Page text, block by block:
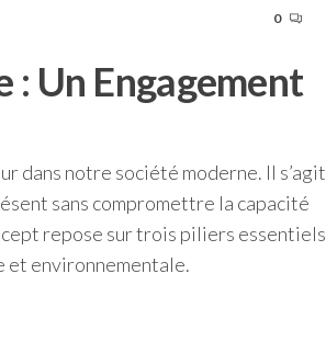
0
: Un Engagement
dans notre société moderne. Il s’agit
sans compromettre la capacité
repose sur trois piliers essentiels
et environnementale.